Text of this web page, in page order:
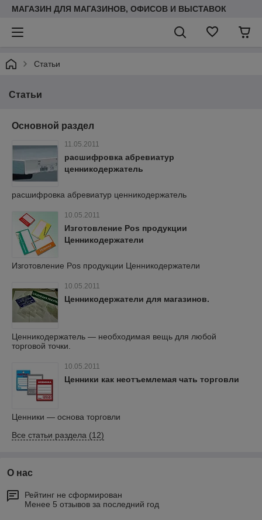
МАГАЗИН ДЛЯ МАГАЗИНОВ, ОФИСОВ И ВЫСТАВОК
Статьи
Статьи
Основной раздел
11.05.2011
расшифровка абревиатур
ценникодержатель
расшифровка абревиатур ценникодержатель
10.05.2011
Изготовление Pos продукции
Ценникодержатели
Изготовление Pos продукции Ценникодержатели
10.05.2011
Ценникодержатели для магазинов.
Ценникодержатель — необходимая вещь для любой
торговой точки.
10.05.2011
Ценники как неотъемлемая чать торговли
Ценники — основа торговли
Все статьи раздела (12)
О нас
Рейтинг не сформирован
Менее 5 отзывов за последний год